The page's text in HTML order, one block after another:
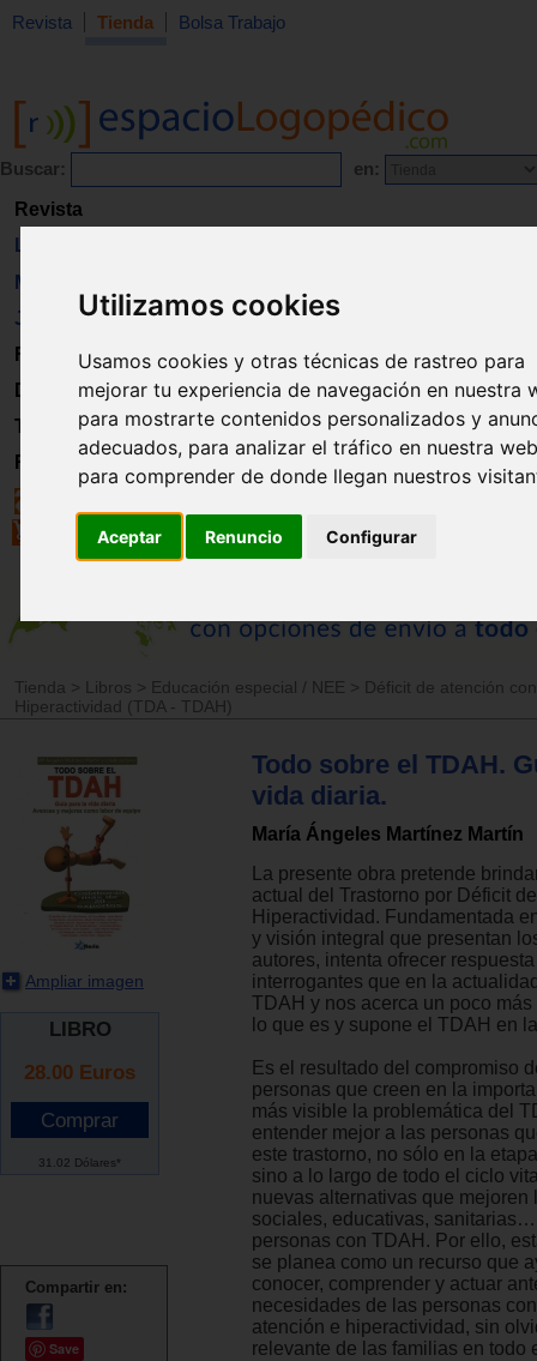
Utilizamos cookies
Usamos cookies y otras técnicas de rastreo para
mejorar tu experiencia de navegación en nuestra
para mostrarte contenidos personalizados y
adecuados, para analizar el tráfico en nuestra
para comprender de donde llegan nuestros
Aceptar Renuncio Configurar
Revista Tienda Bolsa Trabajo
Buscar: en:
Revista
Libros
Material
Juguetes
Formación
Directorio
Trabajo
Registro
Tienda > Libros > Educación especial / NEE > Déficit de atención
Hiperactividad (TDA - TDAH)
Ampliar imagen
LIBRO
28.00 Euros
31.02 Dólares*
Compartir en:
Save
Todo sobre el TDAH.
vida diaria.
María Ángeles Martínez Martín
La presente obra pretende
actual del Trastorno por Déficit
Hiperactividad. Fundamentada
y visión integral que presentan
autores, intenta ofrecer
interrogantes que en la
TDAH y nos acerca un poco
lo que es y supone el TDAH en
Es el resultado del compromiso
personas que creen en la
más visible la problemática del
entender mejor a las personas
este trastorno, no sólo en la
sino a lo largo de todo el ciclo
nuevas alternativas que mejoren
sociales, educativas,
personas con TDAH. Por ello,
se planea como un recurso que
conocer, comprender y actuar
necesidades de las personas
atención e hiperactividad, sin
relevante de las familias en todo